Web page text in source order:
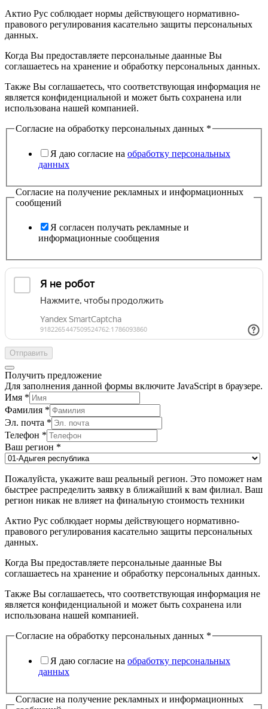
Актио Рус соблюдает нормы действующего нормативно-
правового регулирования касательно защиты персональных
данных.
Когда Вы предоставляете персональные даанные Вы
соглашаетесь на хранение и обработку персональных данных.
Также Вы соглашаетесь, что соответствующая информация не
является конфиденциальной и может быть сохранена или
использована нашей компанией.
Согласие на обработку персональных данных *
Я даю согласие на обработку персональных
данных
Согласие на получение рекламных и информационных
сообщений
Я согласен получать рекламные и
информационные сообщения
Отправить
Получить предложение
Для заполнения данной формы включите JavaScript в браузере.
Имя *
Фамилия *
Эл. почта *
Телефон *
Ваш регион *
Пожалуйста, укажите ваш реальный регион. Это поможет нам
быстрее распределить заявку в ближайший к вам филиал. Ваш
регион никак не влияет на финальную стоимость техники
Актио Рус соблюдает нормы действующего нормативно-
правового регулирования касательно защиты персональных
данных.
Когда Вы предоставляете персональные даанные Вы
соглашаетесь на хранение и обработку персональных данных.
Также Вы соглашаетесь, что соответствующая информация не
является конфиденциальной и может быть сохранена или
использована нашей компанией.
Согласие на обработку персональных данных *
Я даю согласие на обработку персональных
данных
Согласие на получение рекламных и информационных